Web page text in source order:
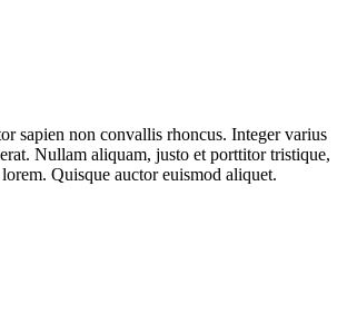
sapien non convallis rhoncus. Integer varius
Nullam aliquam, justo et porttitor tristique,
Quisque auctor euismod aliquet.